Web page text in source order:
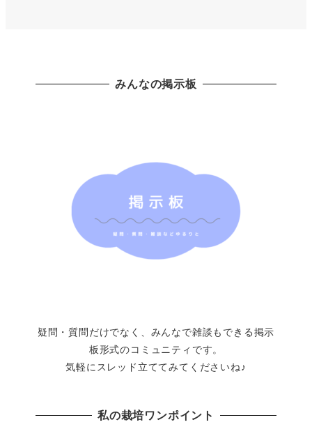
みんなの掲示板
疑問・質問だけでなく、みんなで雑談もできる掲示
板形式のコミュニティです。
気軽にスレッド立ててみてくださいね♪
私の栽培ワンポイント